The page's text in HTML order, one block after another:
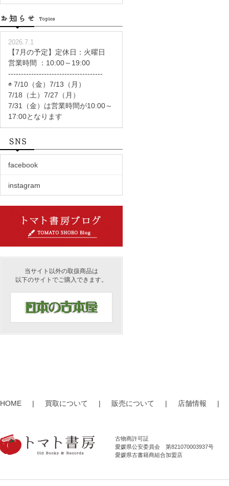
2026.7.1
【7月の予定】定休日：火曜日
営業時間 ：10:00～19:00
-------------------------------------
◉ 7/10（金）7/13（月）
7/18（土）7/27（月）
7/31（金）は営業時間が10:00～
17:00となります
facebook
instagram
当サイト以外の取扱商品は
以下のサイトでご購入できます。
HOME | 買取について | 販売について | 店舗情報 |
古物商許可証
愛媛県公安委員会 第821070003937号
愛媛県古書籍商組合加盟店